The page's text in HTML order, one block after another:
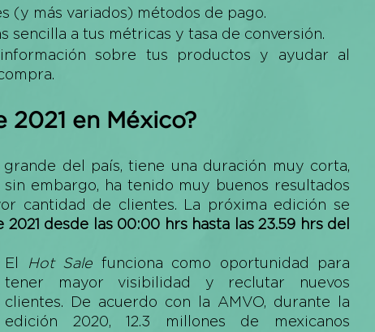
(y más variados) métodos de pago.
sencilla a tus métricas y tasa de conversión.
sobre tus productos y ayudar al
2021 en México?
del país, tiene una duración muy corta,
embargo, ha tenido muy buenos resultados
cantidad de clientes. La próxima edición se
2021 desde las 00:00 hrs hasta las 23.59 hrs del
El
Hot Sale funciona como oportunidad para
tener mayor visibilidad y reclutar nuevos
clientes. De acuerdo con la AMVO, durante la
edición 2020, 12.3 millones de mexicanos